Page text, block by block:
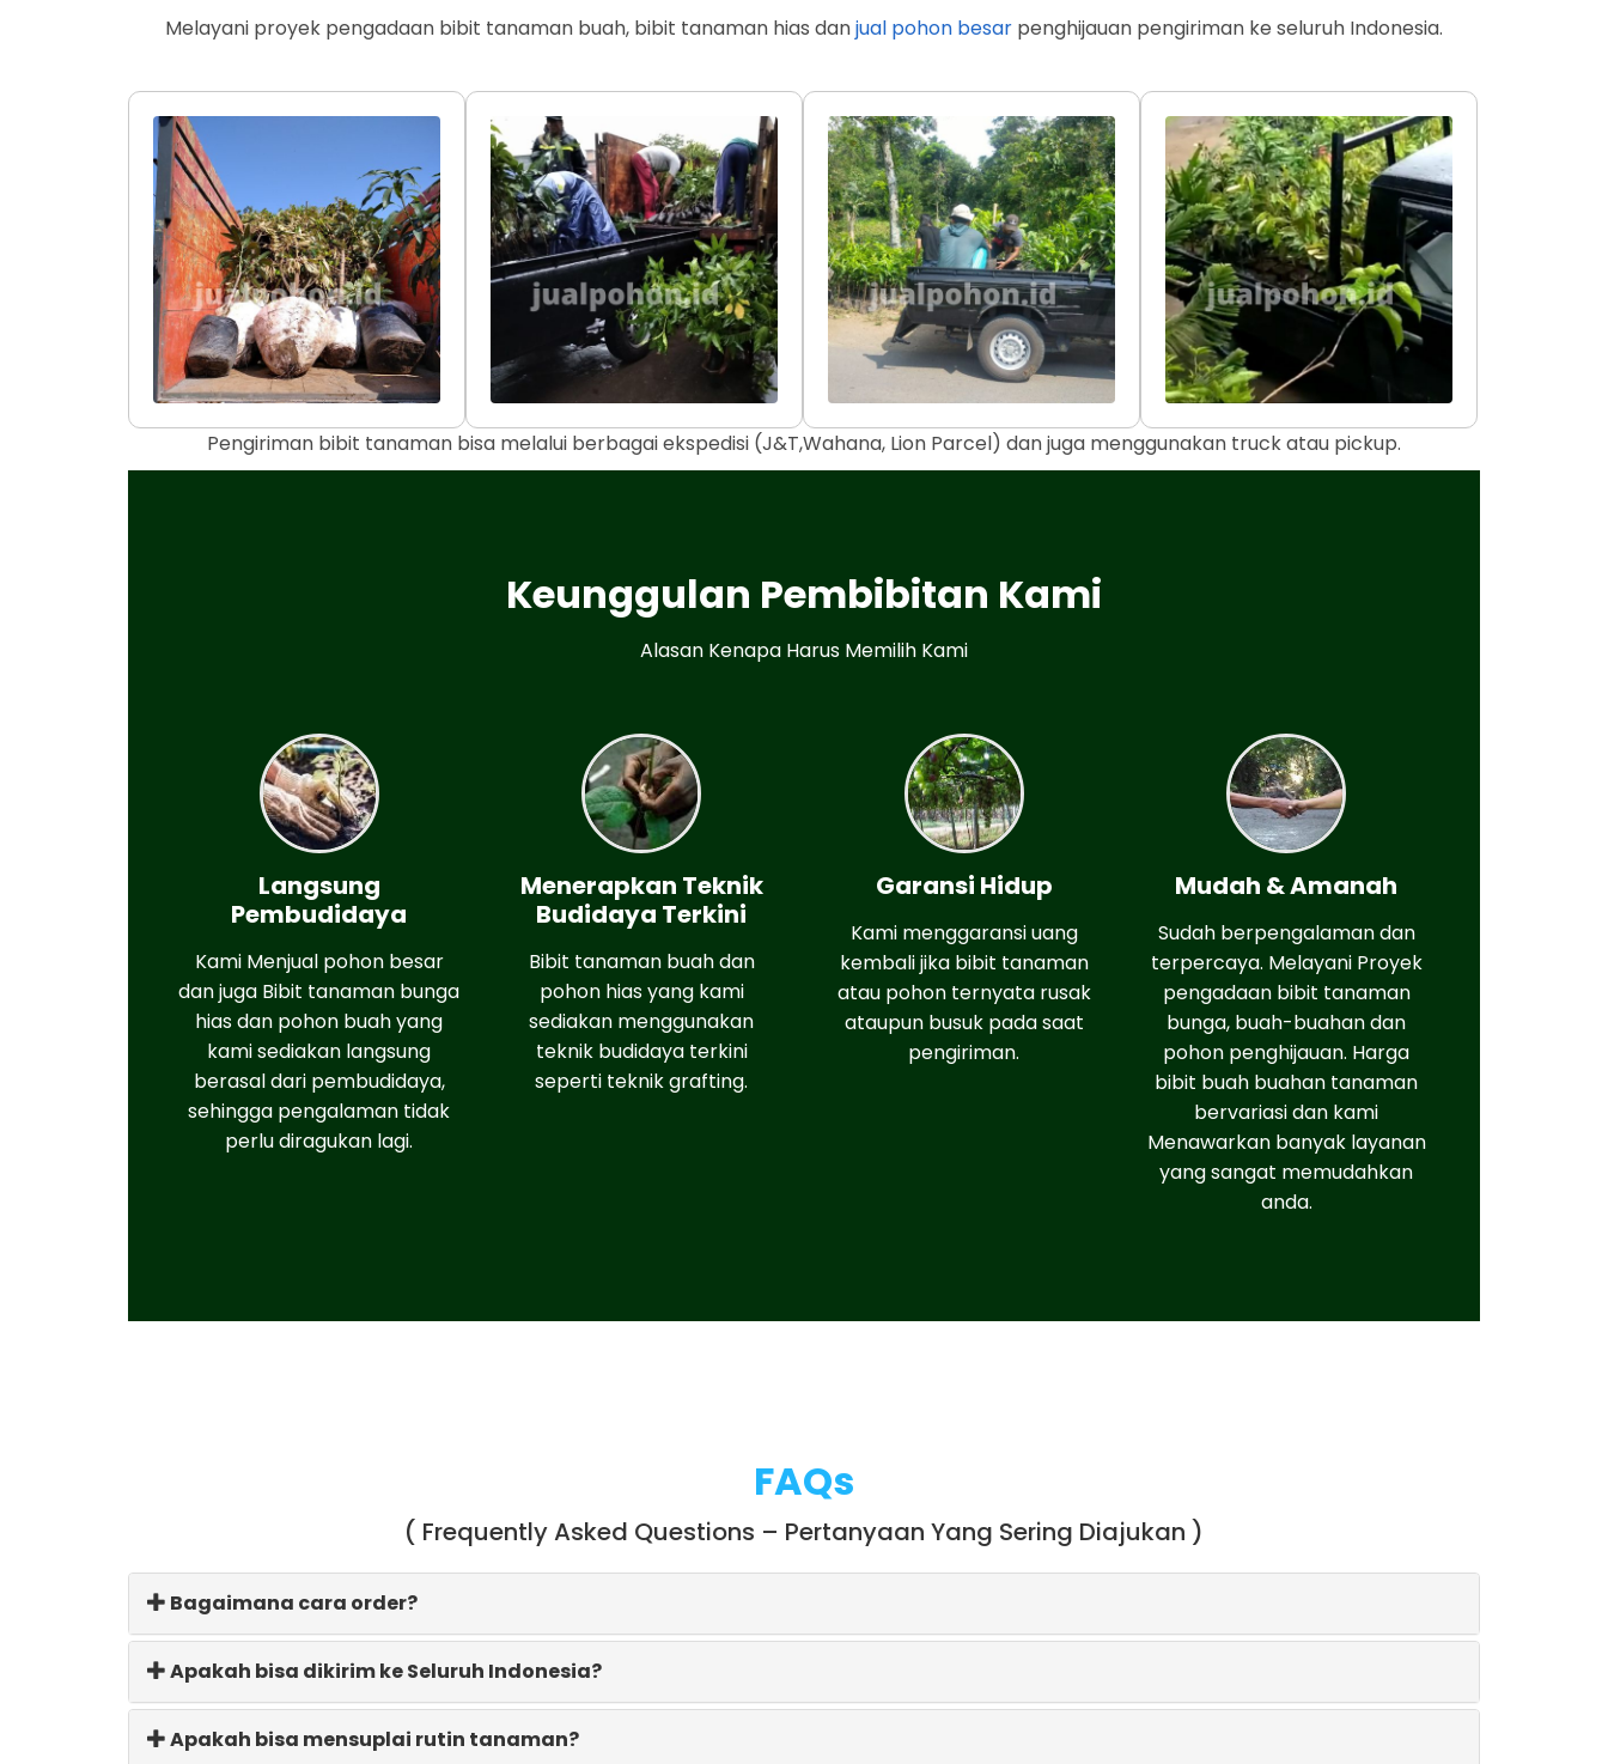
Melayani proyek pengadaan bibit tanaman buah, bibit tanaman hias danjual pohon besar penghijauan pengiriman ke seluruh Indonesia.
Pengiriman bibit tanaman bisa melalui berbagai ekspedisi (J&T,Wahana, Lion Parcel) dan juga menggunakan truck atau pickup.
Keunggulan Pembibitan Kami
Alasan Kenapa Harus Memilih Kami
Langsung
Pembudidaya
Kami Menjual pohon besar
dan juga Bibit tanaman bunga
hias dan pohon buah yang
kami sediakan langsung
berasal dari pembudidaya,
sehingga pengalaman tidak
perlu diragukan lagi.
Menerapkan Teknik
Budidaya Terkini
Bibit tanaman buah dan
pohon hias yang kami
sediakan menggunakan
teknik budidaya terkini
seperti teknik grafting.
Garansi Hidup
Kami menggaransi uang
kembali jika bibit tanaman
atau pohon ternyata rusak
ataupun busuk pada saat
pengiriman.
Mudah & Amanah
Sudah berpengalaman dan
terpercaya. Melayani Proyek
pengadaan bibit tanaman
bunga, buah-buahan dan
pohon penghijauan. Harga
bibit buah buahan tanaman
bervariasi dan kami
Menawarkan banyak layanan
yang sangat memudahkan
anda.
FAQs
( Frequently Asked Questions – Pertanyaan Yang Sering Diajukan )
Bagaimana cara order?
Apakah bisa dikirim ke Seluruh Indonesia?
Apakah bisa mensuplai rutin tanaman?